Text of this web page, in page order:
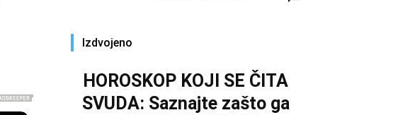
Izdvojeno
HOROSKOP KOJI SE ČITA
SVUDA: Saznajte zašto ga